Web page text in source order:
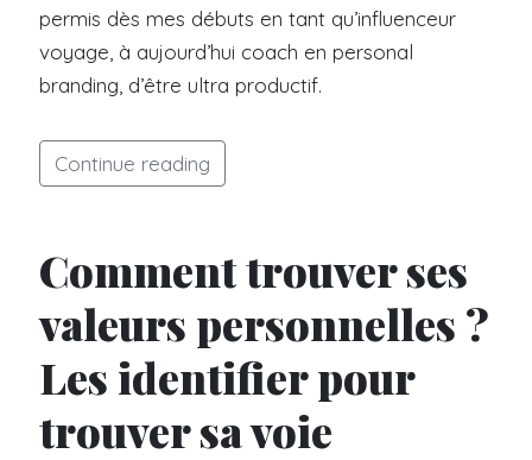
permis dès mes débuts en tant qu’influenceur
voyage, à aujourd’hui coach en personal
branding, d’être ultra productif.
Continue reading
Comment trouver ses
valeurs personnelles ?
Les identifier pour
trouver sa voie